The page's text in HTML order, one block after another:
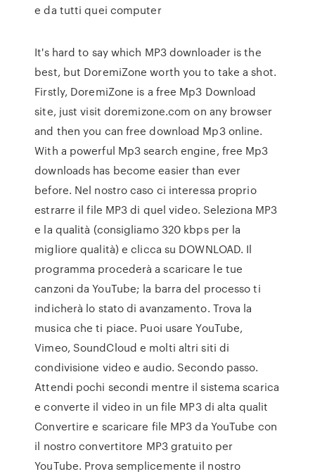
e da tutti quei computer
It's hard to say which MP3 downloader is the
best, but DoremiZone worth you to take a shot.
Firstly, DoremiZone is a free Mp3 Download
site, just visit doremizone.com on any browser
and then you can free download Mp3 online.
With a powerful Mp3 search engine, free Mp3
downloads has become easier than ever
before. Nel nostro caso ci interessa proprio
estrarre il file MP3 di quel video. Seleziona MP3
e la qualità (consigliamo 320 kbps per la
migliore qualità) e clicca su DOWNLOAD. Il
programma procederà a scaricare le tue
canzoni da YouTube; la barra del processo ti
indicherà lo stato di avanzamento. Trova la
musica che ti piace. Puoi usare YouTube,
Vimeo, SoundCloud e molti altri siti di
condivisione video e audio. Secondo passo.
Attendi pochi secondi mentre il sistema scarica
e converte il video in un file MP3 di alta qualit
Convertire e scaricare file MP3 da YouTube con
il nostro convertitore MP3 gratuito per
YouTube. Prova semplicemente il nostro